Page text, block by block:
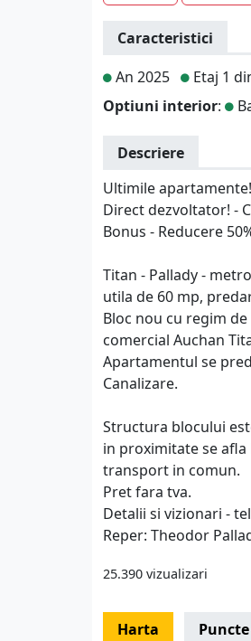
Caracteristici
An 2025
Etaj 1
Optiuni interior:
Descriere
Ultimile apartamente!
Direct dezvoltator! -
Bonus - Reducere
Titan - Pallady -
utila de 60 mp,
Bloc nou cu regim
comercial Auchan
Apartamentul se
Canalizare.
Structura blocului
in proximitate se afla
transport in comun.
Pret fara tva.
Detalii si vizionari -
Reper: Theodor
25.390 vizualizari
Harta